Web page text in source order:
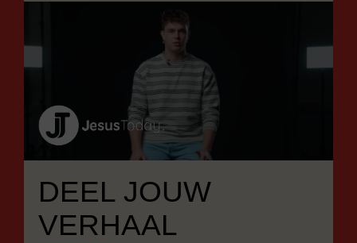
DEEL JOUW
VERHAAL